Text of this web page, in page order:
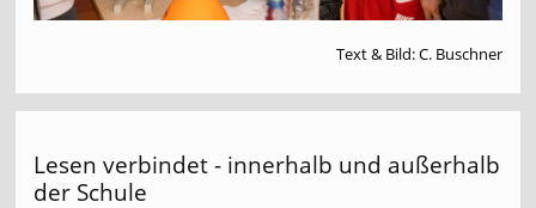
Text & Bild: C. Buschner
Lesen verbindet - innerhalb und außerhalb
der Schule